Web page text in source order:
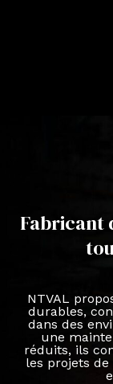
Fabricant
NTVAL
durables,
dans des
une
réduits, ils
les projets